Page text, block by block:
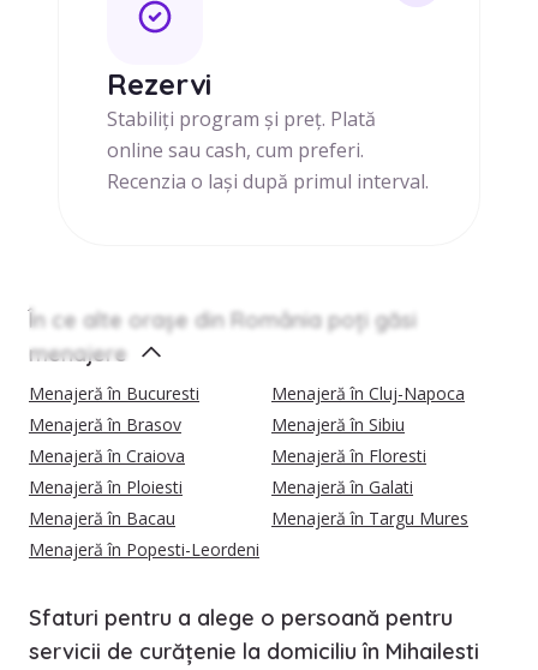
Rezervi
Stabiliți program și preț. Plată
online sau cash, cum preferi.
Recenzia o lași după primul interval.
În ce alte orașe din România poți găsi
menajere
Menajeră în Bucuresti
Menajeră în Cluj-Napoca
Menajeră în Brasov
Menajeră în Sibiu
Menajeră în Craiova
Menajeră în Floresti
Menajeră în Ploiesti
Menajeră în Galati
Menajeră în Bacau
Menajeră în Targu Mures
Menajeră în Popesti-Leordeni
Sfaturi pentru a alege o persoană pentru
servicii de curățenie la domiciliu în Mihailesti